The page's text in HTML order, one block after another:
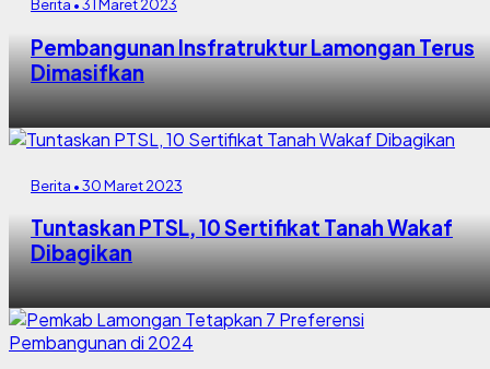
Berita • 31 Maret 2023
Pembangunan Insfratruktur Lamongan Terus
Dimasifkan
Berita • 30 Maret 2023
Tuntaskan PTSL, 10 Sertifikat Tanah Wakaf
Dibagikan